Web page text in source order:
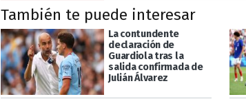
También te puede interesar
La contundente
declaración de
Guardiola tras la
salida confirmada de
Julián Álvarez